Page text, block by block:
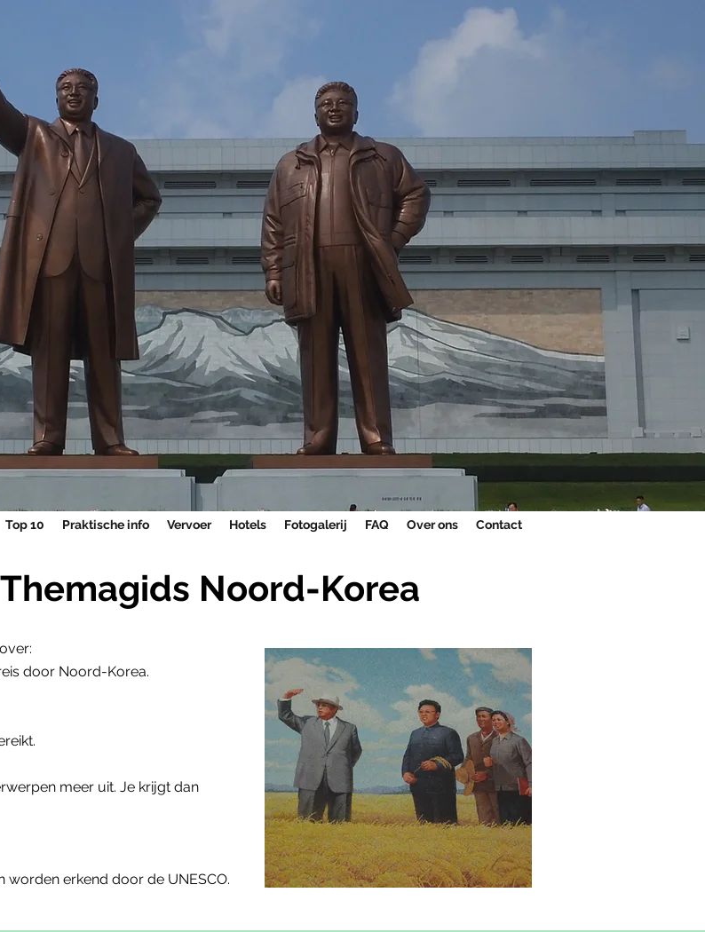
Top 10 Praktische info Vervoer Hotels Fotogalerij FAQ Over ons Contact
Noord-Korea
door Noord-Korea.
meer uit. Je krijgt dan
erkend door de UNESCO.